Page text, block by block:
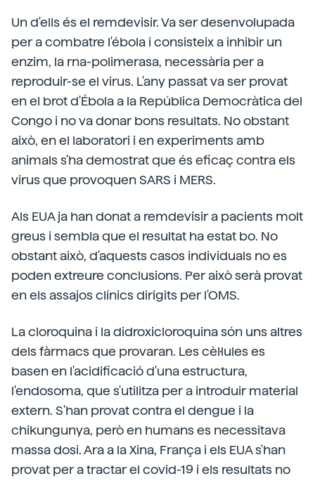
Un d'ells és el remdevisir. Va ser desenvolupada
per a combatre l'ébola i consisteix a inhibir un
enzim, la rna-polimerasa, necessària per a
reproduir-se el virus. L'any passat va ser provat
en el brot d'Ébola a la República Democràtica del
Congo i no va donar bons resultats. No obstant
això, en el laboratori i en experiments amb
animals s'ha demostrat que és eficaç contra els
virus que provoquen SARS i MERS.
Als EUA ja han donat a remdevisir a pacients molt
greus i sembla que el resultat ha estat bo. No
obstant això, d'aquests casos individuals no es
poden extreure conclusions. Per això serà provat
en els assajos clínics dirigits per l'OMS.
La cloroquina i la didroxicloroquina són uns altres
dels fàrmacs que provaran. Les cèl·lules es
basen en l'acidificació d'una estructura,
l'endosoma, que s'utilitza per a introduir material
extern. S'han provat contra el dengue i la
chikungunya, però en humans es necessitava
massa dosi. Ara a la Xina, França i els EUA s'han
provat per a tractar el covid-19 i els resultats no